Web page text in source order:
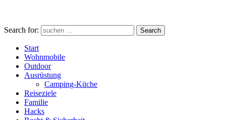
Search for: Search
Start
Wohnmobile
Outdoor
Ausrüstung
Camping-Küche
Reiseziele
Familie
Hacks